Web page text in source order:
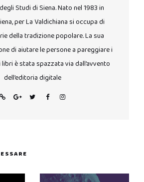
Studi di Siena. Nato nel 1983 in
per La Valdichiana si occupa di
della tradizione popolare. La sua
di aiutare le persone a pareggiare i
è stata spazzata via dall’avvento
dell’editoria digitale